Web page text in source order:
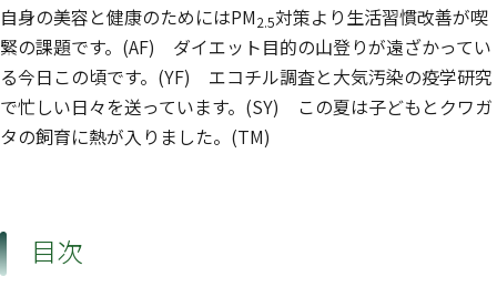
自身の美容と健康のためにはPM2.5対策より生活習慣改善が喫
緊の課題です。(AF) ダイエット目的の山登りが遠ざかってい
る今日この頃です。(YF) エコチル調査と大気汚染の疫学研究
で忙しい日々を送っています。(SY) この夏は子どもとクワガ
タの飼育に熱が入りました。(TM)
目次